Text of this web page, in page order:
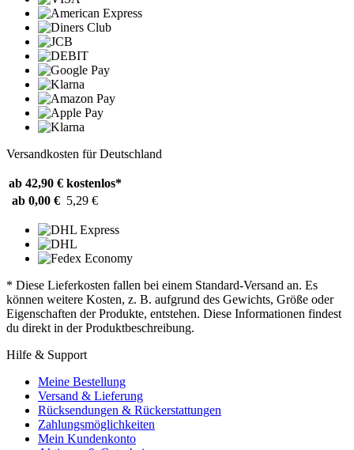
Versandkosten für Deutschland
ab 42,90 € kostenlos*
ab 0,00 € 5,29 €
* Diese Lieferkosten fallen bei einem Standard-Versand an. Es
können weitere Kosten, z. B. aufgrund des Gewichts, Größe oder
Eigenschaften der Produkte, entstehen. Diese Informationen findest
du direkt in der Produktbeschreibung.
Hilfe & Support
Meine Bestellung
Versand & Lieferung
Rücksendungen & Rückerstattungen
Zahlungsmöglichkeiten
Mein Kundenkonto